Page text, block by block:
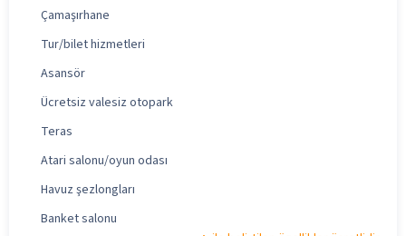
Çamaşırhane
Tur/bilet hizmetleri
Asansör
Ücretsiz valesiz otopark
Teras
Atari salonu/oyun odası
Havuz şezlongları
Banket salonu